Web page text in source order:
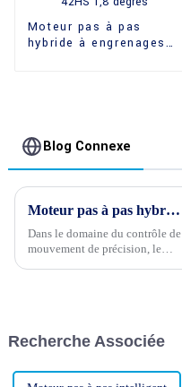
Moteur pas à pas
hybride à engrenages
Blog Connexe
Moteur pas à pas hybride ou moteur pas à pas : lequel est le meilleur pour votre projet ?
Dans le domaine du contrôle de
mouvement de précision, le
hybrides et les moteurs pas à
Recherche Associée